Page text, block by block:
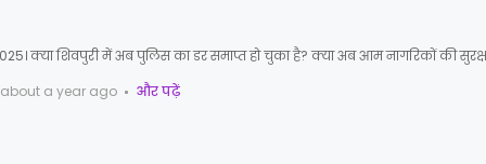
क्या शिवपुरी में अब पुलिस का डर समाप्त हो चुका है? क्या अब आम नागरिकों की
about a year ago
और पढ़ें